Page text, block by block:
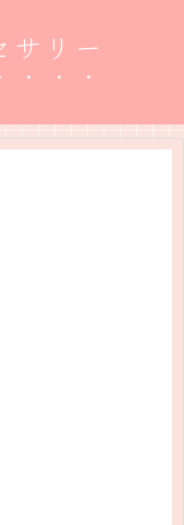
サリー